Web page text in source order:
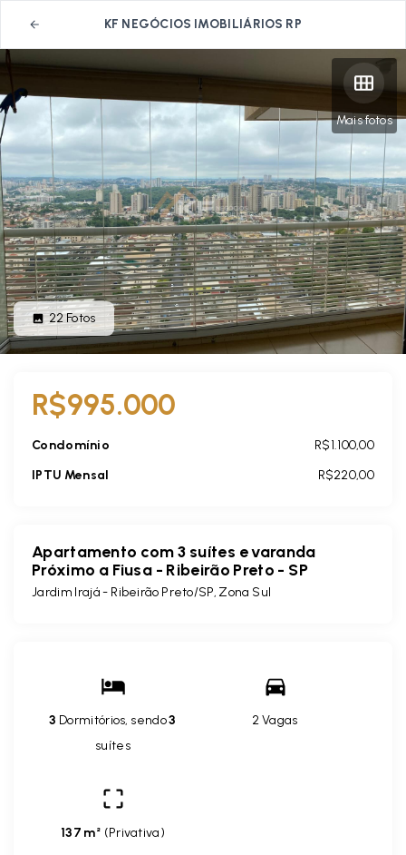
KF NEGÓCIOS IMOBILIÁRIOS RP
Mais fotos
22Fotos
R$995.000
Condomínio
R$1.100,00
IPTU Mensal
R$220,00
Apartamento com 3 suítes e varanda
Próximo a Fiusa - Ribeirão Preto - SP
Jardim Irajá - Ribeirão Preto/SP, Zona Sul
3 Dormitórios, sendo3
suítes
2 Vagas
137 m² (Privativa)